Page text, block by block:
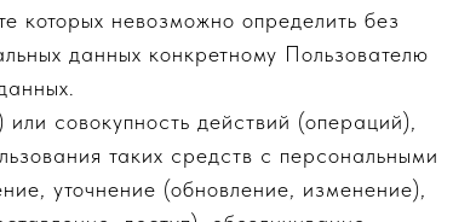
которых невозможно определить без
данных конкретному Пользователю
совокупность действий (операций),
таких средств с персональными
уточнение (обновление, изменение),